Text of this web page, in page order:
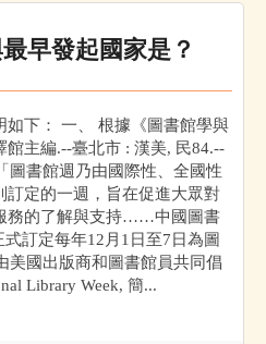
早發起國家是？
如下： 一、 根據《圖書館學與
館主編.--臺北市 : 漢美, 民84.--
圖書館週乃由國際性、全國性
訂定的一週，旨在促進大眾對
務的了解與支持……中國圖書
訂定每年12月1日至7日為圖
國出版商和圖書館員共同倡
Library Week, 簡...